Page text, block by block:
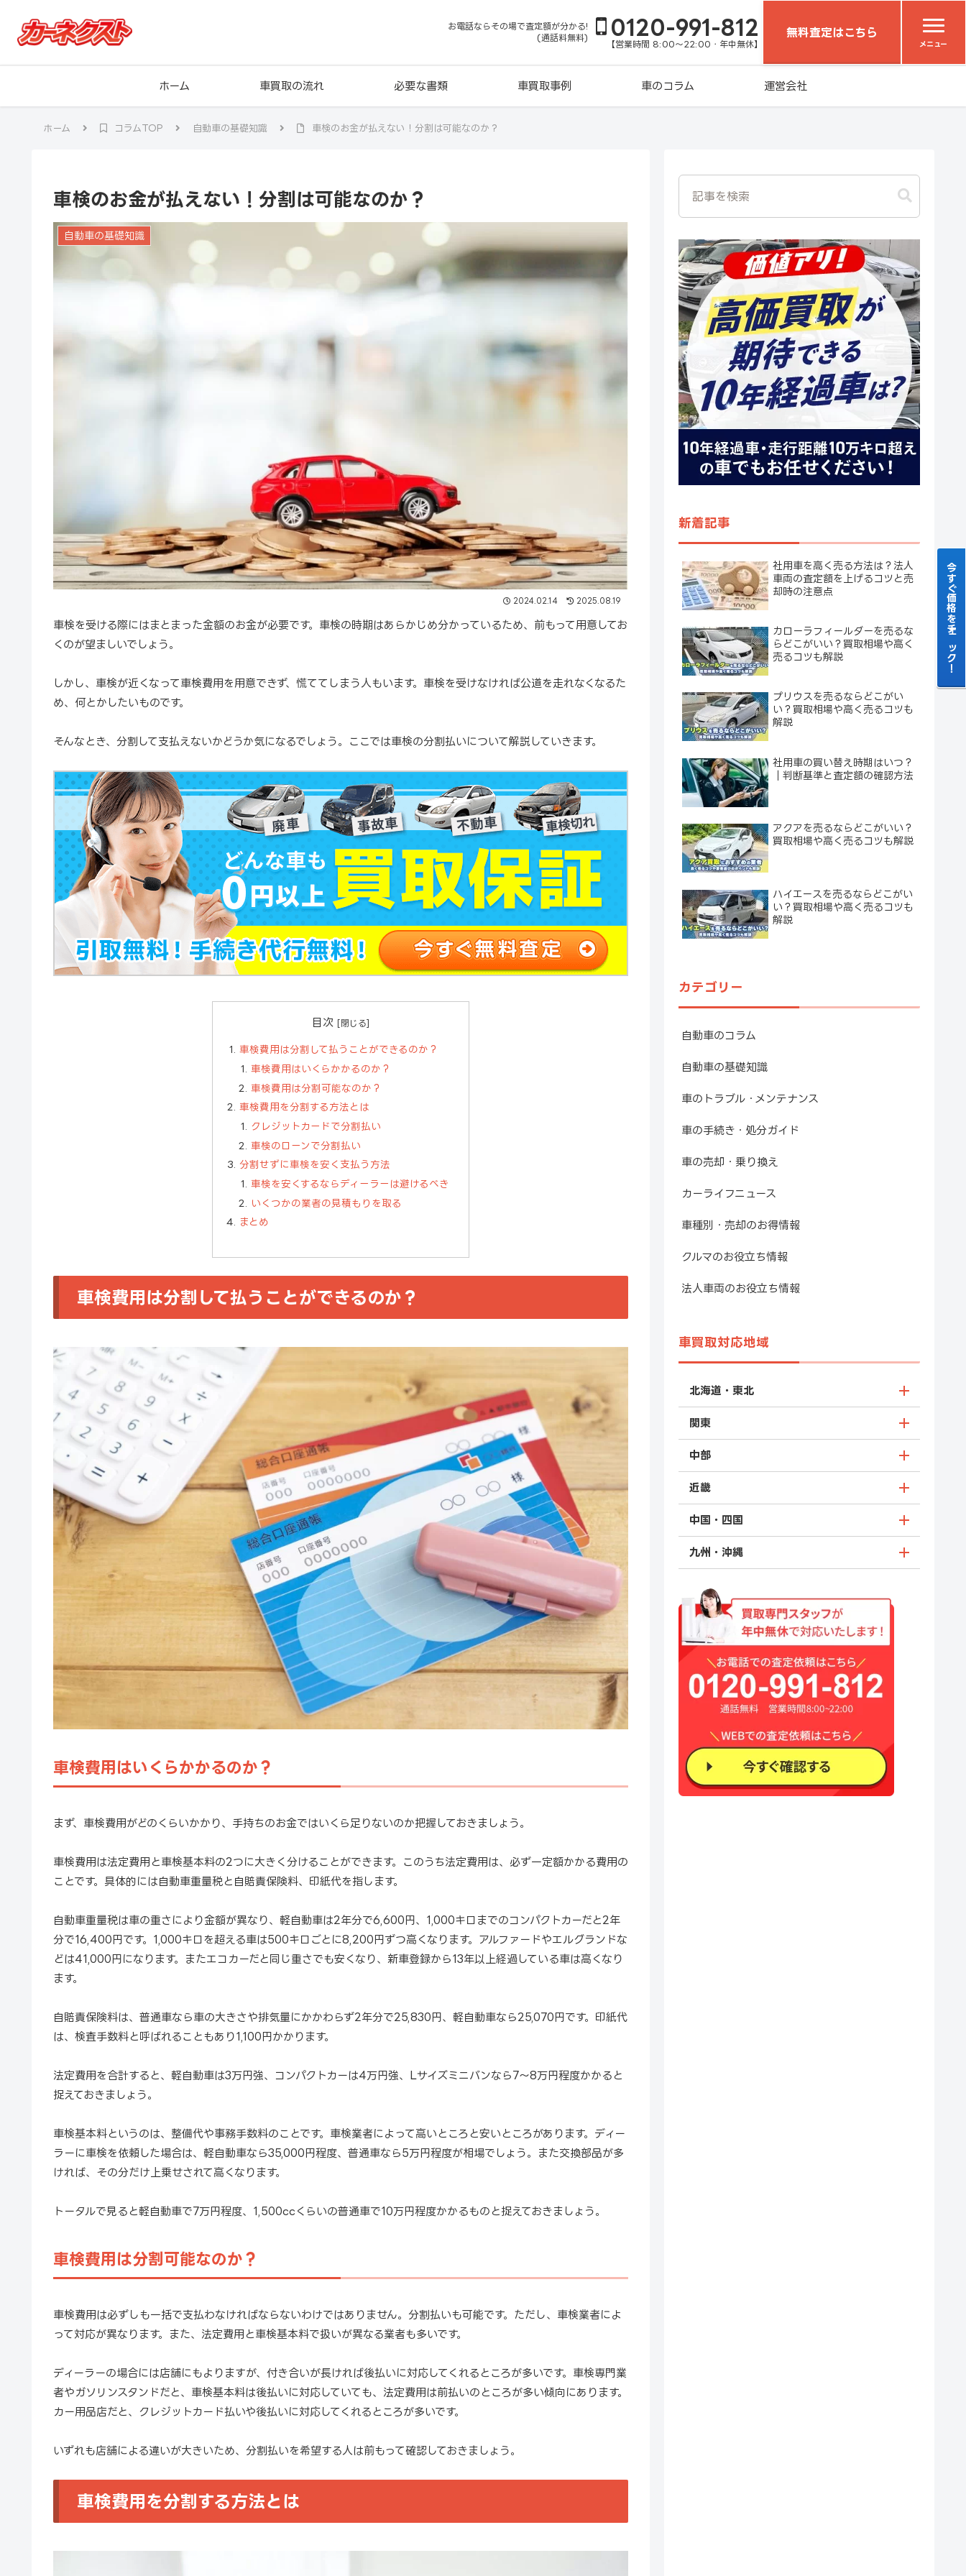
お電話ならその場で査定額が分かる!
(通話料無料)
0120-991-812
【営業時間 8:00～22:00・年中無休】
無料査定はこちら
メニュー
ホーム 車買取の流れ 必要な書類 車買取事例 車のコラム 運営会社
ホーム コラムTOP 自動車の基礎知識 車検のお金が払えない！分割は可能なのか？
車検のお金が払えない！分割は可能なのか？
自動車の基礎知識
2024.02.14 2025.08.19
車検を受ける際にはまとまった金額のお金が必要です。車検の時期はあらかじめ分かっているため、前もって用意してお
くのが望ましいでしょう。
しかし、車検が近くなって車検費用を用意できず、慌ててしまう人もいます。車検を受けなければ公道を走れなくなるた
め、何とかしたいものです。
そんなとき、分割して支払えないかどうか気になるでしょう。ここでは車検の分割払いについて解説していきます。
目次
車検費用は分割して払うことができるのか？
車検費用はいくらかかるのか？
車検費用は分割可能なのか？
車検費用を分割する方法とは
クレジットカードで分割払い
車検のローンで分割払い
分割せずに車検を安く支払う方法
車検を安くするならディーラーは避けるべき
いくつかの業者の見積もりを取る
まとめ
車検費用は分割して払うことができるのか？
車検費用はいくらかかるのか？
まず、車検費用がどのくらいかかり、手持ちのお金ではいくら足りないのか把握しておきましょう。
車検費用は法定費用と車検基本料の2つに大きく分けることができます。このうち法定費用は、必ず一定額かかる費用の
ことです。具体的には自動車重量税と自賠責保険料、印紙代を指します。
自動車重量税は車の重さにより金額が異なり、軽自動車は2年分で6,600円、1,000キロまでのコンパクトカーだと2年
分で16,400円です。1,000キロを超える車は500キロごとに8,200円ずつ高くなります。アルファードやエルグランドな
どは41,000円になります。またエコカーだと同じ重さでも安くなり、新車登録から13年以上経過している車は高くなり
ます。
自賠責保険料は、普通車なら車の大きさや排気量にかかわらず2年分で25,830円、軽自動車なら25,070円です。印紙代
は、検査手数料と呼ばれることもあり1,100円かかります。
法定費用を合計すると、軽自動車は3万円強、コンパクトカーは4万円強、Lサイズミニバンなら7～8万円程度かかると
捉えておきましょう。
車検基本料というのは、整備代や事務手数料のことです。車検業者によって高いところと安いところがあります。ディー
ラーに車検を依頼した場合は、軽自動車なら35,000円程度、普通車なら5万円程度が相場でしょう。また交換部品が多
ければ、その分だけ上乗せされて高くなります。
トータルで見ると軽自動車で7万円程度、1,500ccくらいの普通車で10万円程度かかるものと捉えておきましょう。
車検費用は分割可能なのか？
車検費用は必ずしも一括で支払わなければならないわけではありません。分割払いも可能です。ただし、車検業者によ
って対応が異なります。また、法定費用と車検基本料で扱いが異なる業者も多いです。
ディーラーの場合には店舗にもよりますが、付き合いが長ければ後払いに対応してくれるところが多いです。車検専門業
者やガソリンスタンドだと、車検基本料は後払いに対応していても、法定費用は前払いのところが多い傾向にあります。
カー用品店だと、クレジットカード払いや後払いに対応してくれるところが多いです。
いずれも店舗による違いが大きいため、分割払いを希望する人は前もって確認しておきましょう。
車検費用を分割する方法とは
新着記事
社用車を高く売る方法は？法人
車両の査定額を上げるコツと売
却時の注意点
カローラフィールダーを売るな
らどこがいい？買取相場や高く
売るコツも解説
プリウスを売るならどこがい
い？買取相場や高く売るコツも
解説
社用車の買い替え時期はいつ？
｜判断基準と査定額の確認方法
アクアを売るならどこがいい？
買取相場や高く売るコツも解説
ハイエースを売るならどこがい
い？買取相場や高く売るコツも
解説
カテゴリー
自動車のコラム
自動車の基礎知識
車のトラブル・メンテナンス
車の手続き・処分ガイド
車の売却・乗り換え
カーライフニュース
車種別・売却のお得情報
クルマのお役立ち情報
法人車両のお役立ち情報
車買取対応地域
北海道・東北
関東
中部
近畿
中国・四国
九州・沖縄
今すぐ価格をチェック！